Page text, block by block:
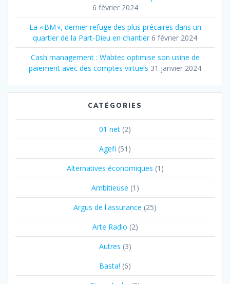
6 février 2024
La « BM », dernier refuge des plus précaires dans un
quartier de la Part‐Dieu en chantier 6 février 2024
Cash management : Wabtec optimise son usine de
paiement avec des comptes virtuels 31 janvier 2024
CATÉGORIES
01 net (2)
Agefi (51)
Alternatives économiques (1)
Ambitieuse (1)
Argus de l'assurance (25)
Arte Radio (2)
Autres (3)
Basta! (6)